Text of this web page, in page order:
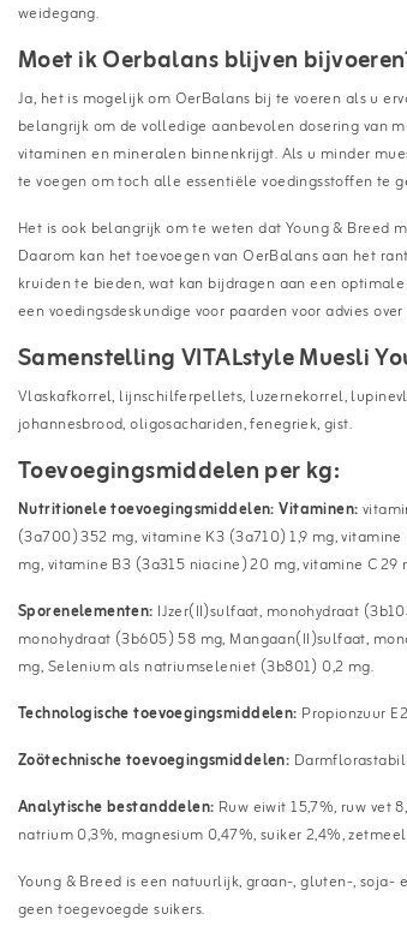
weidegang.
Moet ik Oerbalans blijven
Ja, het is mogelijk om OerBalans bij te voeren als u
belangrijk om de volledige aanbevolen dosering van
vitaminen en mineralen binnenkrijgt. Als u minder
te voegen om toch alle essentiële voedingsstoffen te
Het is ook belangrijk om te weten dat Young & Breed
Daarom kan het toevoegen van OerBalans aan het
kruiden te bieden, wat kan bijdragen aan een
een voedingsdeskundige voor paarden voor advies
Samenstelling VITALstyle Muesli
Vlaskafkorrel, lijnschilferpellets, luzernekorrel,
johannesbrood, oligosachariden, fenegriek, gist.
Toevoegingsmiddelen per kg:
Nutritionele toevoegingsmiddelen: Vitaminen:
(3a700) 352 mg, vitamine K3 (3a710) 1,9 mg,
mg, vitamine B3 (3a315 niacine) 20 mg, vitamine C
Sporenelementen: IJzer(II)sulfaat, monohydraat
monohydraat (3b605) 58 mg, Mangaan(II)sulfaat,
mg, Selenium als natriumseleniet (3b801) 0,2 mg.
Technologische toevoegingsmiddelen: Propionzuur
Zoötechnische toevoegingsmiddelen:
Analytische bestanddelen: Ruw eiwit 15,7%, ruw vet
natrium 0,3%, magnesium 0,47%, suiker 2,4%,
Young & Breed is een natuurlijk, graan-, gluten-,
geen toegevoegde suikers.